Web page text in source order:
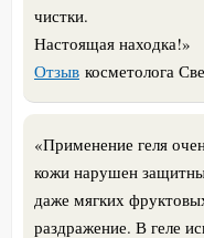
чистки.
Настоящая находка!»
Отзыв косметолога
«Применение геля
кожи нарушен
даже мягких
раздражение. В геле